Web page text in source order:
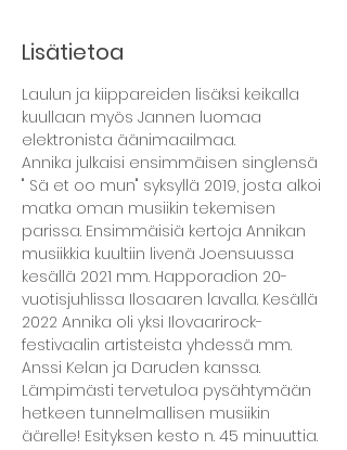
Lisätietoa
Laulun ja kiippareiden lisäksi keikalla
kuullaan myös Jannen luomaa
elektronista äänimaailmaa.
Annika julkaisi ensimmäisen singlensä
" Sä et oo mun" syksyllä 2019, josta alkoi
matka oman musiikin tekemisen
parissa. Ensimmäisiä kertoja Annikan
musiikkia kuultiin livenä Joensuussa
kesällä 2021 mm. Happoradion 20-
vuotisjuhlissa Ilosaaren lavalla. Kesällä
2022 Annika oli yksi Ilovaarirock-
festivaalin artisteista yhdessä mm.
Anssi Kelan ja Daruden kanssa.
Lämpimästi tervetuloa pysähtymään
hetkeen tunnelmallisen musiikin
äärelle! Esityksen kesto n. 45 minuuttia.